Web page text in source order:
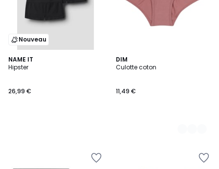
Nouveau
NAME IT
Hipster
26,99 €
DIM
Culotte coton
11,49 €
2
Couleurs